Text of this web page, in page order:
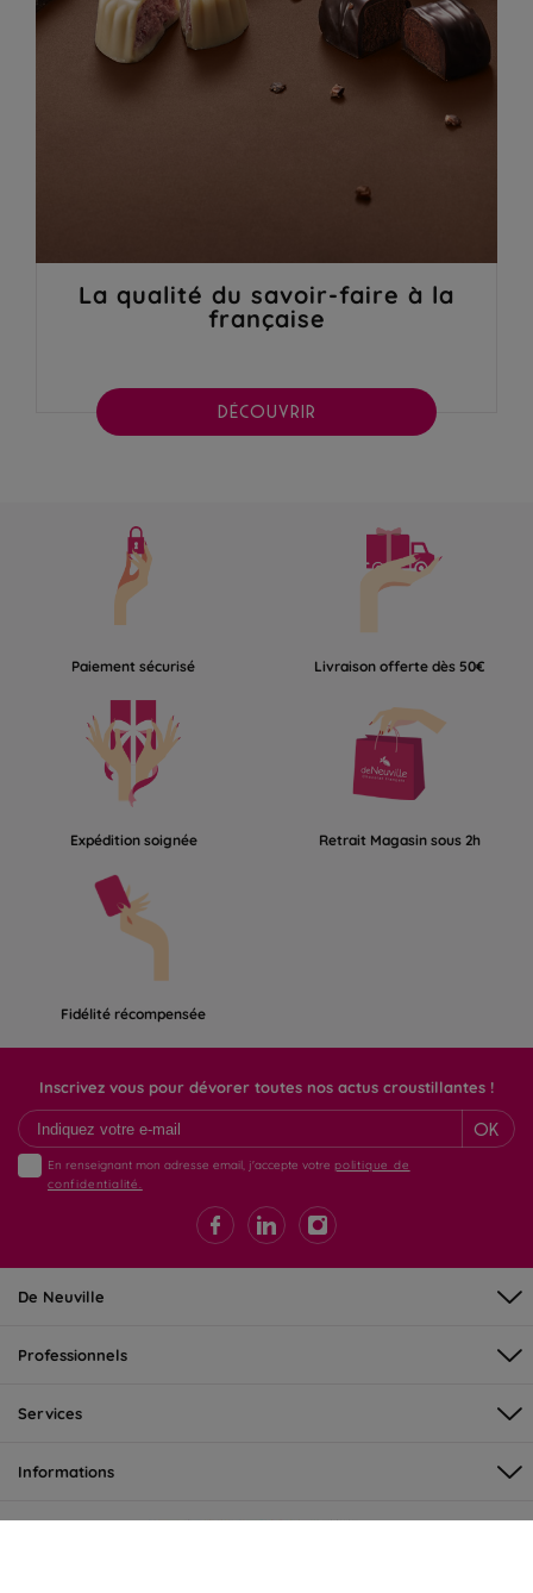
La qualité du savoir-faire à la
française
DÉCOUVRIR
Paiement sécurisé Livraison offerte dès 50€
Expédition soignée Retrait Magasin sous 2h
Fidélité récompensée
Inscrivez vous pour dévorer toutes nos actus croustillantes !
OK
En renseignant mon adresse email, j'accepte votre politique de
confidentialité.
De Neuville
Professionnels
Services
Informations